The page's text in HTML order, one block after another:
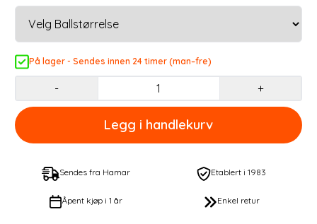
På lager - Sendes innen 24 timer (man–fre)
- +
Sendes fra Hamar Etablert i 1983
Åpent kjøp i 1 år Enkel retur